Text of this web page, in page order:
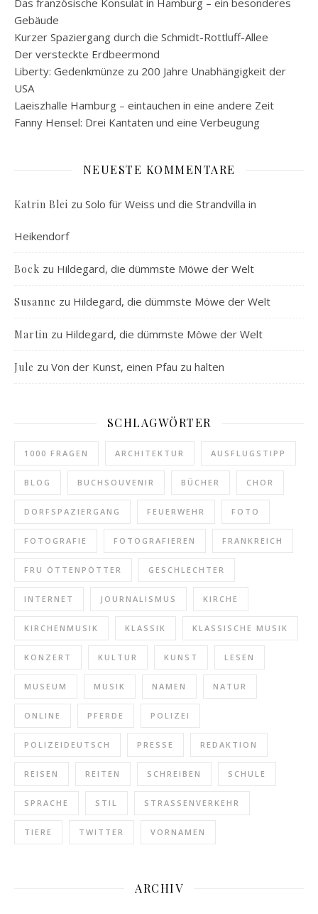
Das französische Konsulat in Hamburg – ein besonderes
Gebäude
Kurzer Spaziergang durch die Schmidt-Rottluff-Allee
Der versteckte Erdbeermond
Liberty: Gedenkmünze zu 200 Jahre Unabhängigkeit der
USA
Laeiszhalle Hamburg – eintauchen in eine andere Zeit
Fanny Hensel: Drei Kantaten und eine Verbeugung
NEUESTE KOMMENTARE
Katrin Blei zu Solo für Weiss und die Strandvilla in
Heikendorf
Bock zu Hildegard, die dümmste Möwe der Welt
Susanne zu Hildegard, die dümmste Möwe der Welt
Martin zu Hildegard, die dümmste Möwe der Welt
Jule zu Von der Kunst, einen Pfau zu halten
SCHLAGWÖRTER
1000 FRAGEN ARCHITEKTUR AUSFLUGSTIPP
BLOG BUCHSOUVENIR BÜCHER CHOR
DORFSPAZIERGANG FEUERWEHR FOTO
FOTOGRAFIE FOTOGRAFIEREN FRANKREICH
FRU ÖTTENPÖTTER GESCHLECHTER
INTERNET JOURNALISMUS KIRCHE
KIRCHENMUSIK KLASSIK KLASSISCHE MUSIK
KONZERT KULTUR KUNST LESEN
MUSEUM MUSIK NAMEN NATUR
ONLINE PFERDE POLIZEI
POLIZEIDEUTSCH PRESSE REDAKTION
REISEN REITEN SCHREIBEN SCHULE
SPRACHE STIL STRASSENVERKEHR
TIERE TWITTER VORNAMEN
ARCHIV